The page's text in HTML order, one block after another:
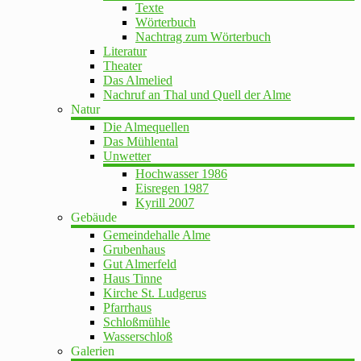
Texte
Wörterbuch
Nachtrag zum Wörterbuch
Literatur
Theater
Das Almelied
Nachruf an Thal und Quell der Alme
Natur
Die Almequellen
Das Mühlental
Unwetter
Hochwasser 1986
Eisregen 1987
Kyrill 2007
Gebäude
Gemeindehalle Alme
Grubenhaus
Gut Almerfeld
Haus Tinne
Kirche St. Ludgerus
Pfarrhaus
Schloßmühle
Wasserschloß
Galerien